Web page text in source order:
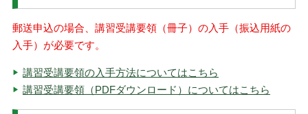
郵送申込の場合、講習受講要領（冊子）の入手（振込用紙の
入手）が必要です。
講習受講要領の入手方法についてはこちら
講習受講要領（PDFダウンロード）についてはこちら